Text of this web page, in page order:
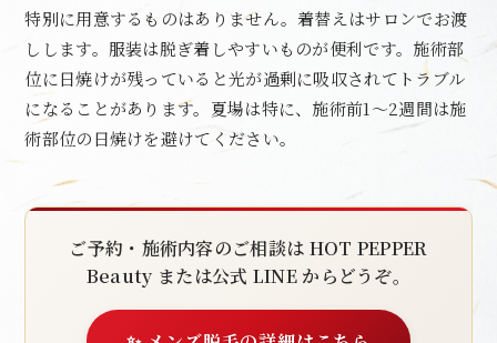
特別に用意するものはありません。着替えはサロンでお渡
しします。服装は脱ぎ着しやすいものが便利です。施術部
位に日焼けが残っていると光が過剰に吸収されてトラブル
になることがあります。夏場は特に、施術前1〜2週間は施
術部位の日焼けを避けてください。
ご予約・施術内容のご相談は HOT PEPPER
Beauty または公式 LINE からどうぞ。